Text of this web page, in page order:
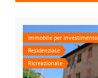
Immobile per investimento
Residenziale
Ricreazionale